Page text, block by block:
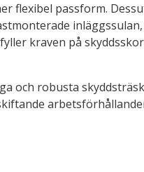
flexibel passform.
kraven på
och robusta